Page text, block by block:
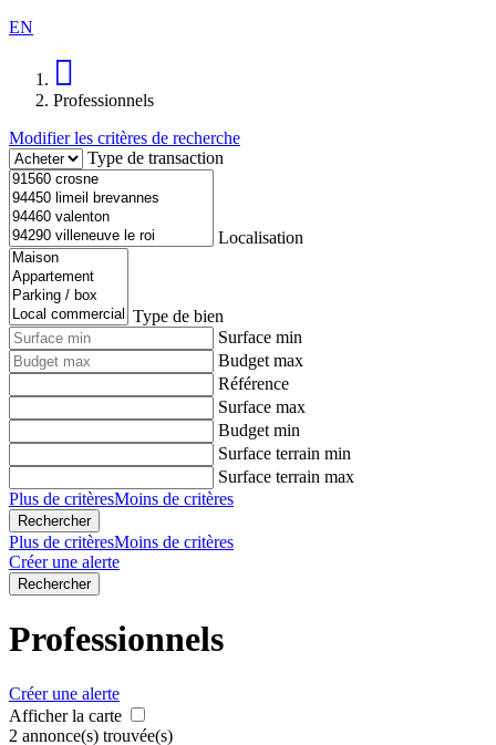
EN
Professionnels
Modifier les critères de recherche
Type de transaction
Localisation
Type de bien
Surface min
Budget max
Référence
Surface max
Budget min
Surface terrain min
Surface terrain max
Plus de critèresMoins de critères
Plus de critèresMoins de critères
Créer une alerte
Professionnels
Créer une alerte
Afficher la carte
2 annonce(s) trouvée(s)